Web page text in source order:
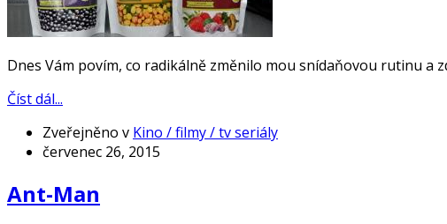
Dnes Vám povím, co radikálně změnilo mou snídaňovou rutinu a
Číst dál...
Zveřejněno v Kino / filmy / tv seriály
červenec 26, 2015
Ant-Man